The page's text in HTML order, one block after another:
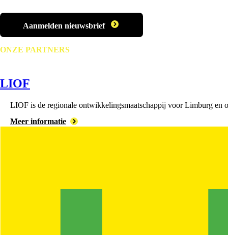
Aanmelden nieuwsbrief
ONZE PARTNERS
LIOF
LIOF is de regionale ontwikkelingsmaatschappij voor Limburg en
Meer informatie